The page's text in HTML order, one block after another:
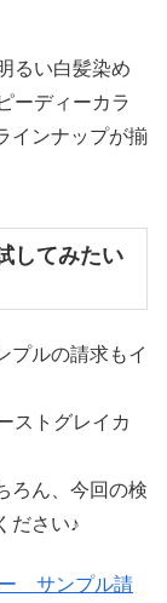
るい白髪染め
ーディーカラ
インナップが揃
してみたい
プルの請求もイ
ストグレイカ
ろん、今回の検
ださい♪
ー サンプル請